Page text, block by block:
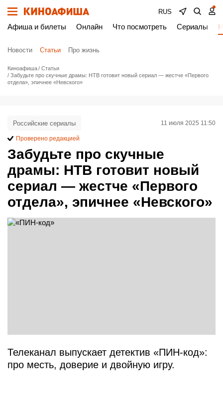
RUS
Афиша и билеты Онлайн Что посмотреть Сериалы
Новости Статьи Про жизнь
Киноафиша
Статьи
Забудьте про скучные драмы: НТВ готовит новый сериал — жестче «Первого
отдела», эпичнее «Невского»
Забудьте про скучные
драмы: НТВ готовит новый
сериал — жестче «Первого
отдела», эпичнее «Невского»
Российские сериалы 11 июля 2025 11:50
Проверено редакцией
Телеканал выпускает детектив «ПИН-код»:
про месть, доверие и двойную игру.